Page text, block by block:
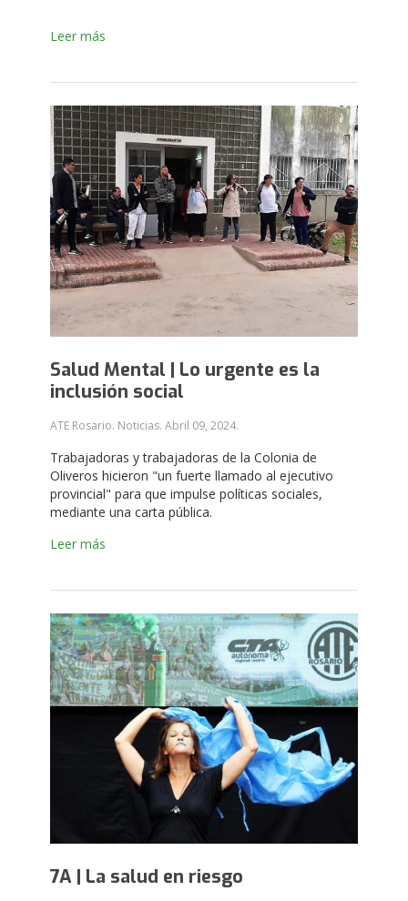
Leer más
Salud Mental | Lo urgente es la
inclusión social
ATE Rosario. Noticias. Abril 09, 2024.
Trabajadoras y trabajadoras de la Colonia de
Oliveros hicieron "un fuerte llamado al ejecutivo
provincial" para que impulse políticas sociales,
mediante una carta pública.
Leer más
7A | La salud en riesgo